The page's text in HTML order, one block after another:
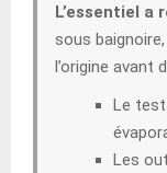
L’essentiel a
sous
l’origine avant
Le test
Les